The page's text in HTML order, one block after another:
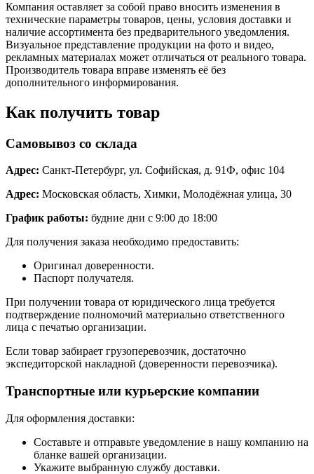
Компания оставляет за собой право вносить изменения в
технические параметры товаров, цены, условия доставки и
наличие ассортимента без предварительного уведомления.
Визуальное представление продукции на фото и видео,
рекламных материалах может отличаться от реального товара.
Производитель товара вправе изменять её без
дополнительного информирования.
Как получить товар
Самовывоз со склада
Адрес: Санкт-Петербург, ул. Софийская, д. 91Ф, офис 104
Адрес: Московская область, Химки, Молодёжная улица, 30
График работы: будние дни с 9:00 до 18:00
Для получения заказа необходимо предоставить:
Оригинал доверенности.
Паспорт получателя.
При получении товара от юридического лица требуется
подтверждение полномочий материально ответственного
лица с печатью организации.
Если товар забирает грузоперевозчик, достаточно
экспедиторской накладной (доверенности перевозчика).
Транспортные или курьерские компании
Для оформления доставки:
Составьте и отправьте уведомление в нашу компанию на
бланке вашей организации.
Укажите выбранную службу доставки.